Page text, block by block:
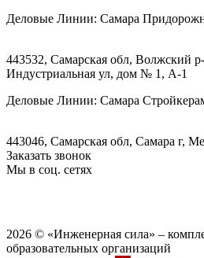
Деловые Линии: Самара
443532, Самарская обл, Волжский
Индустриальная ул, дом № 1, А-1
Деловые Линии: Самара
443046, Самарская обл, Самара г,
Заказать звонок
Мы в соц. сетях
2026 © «Инженерная сила» –
образовательных организаций